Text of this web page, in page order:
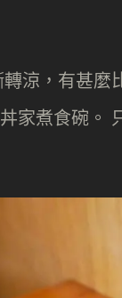
涼，有甚
家煮食碗。